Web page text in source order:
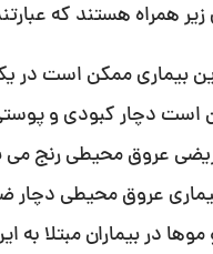
همراه هستند که
این بیماری ممکن است در
است دچار کبودی و
عروق محیطی رنج می
بیماری عروق محیطی
در بیماران مبتلا